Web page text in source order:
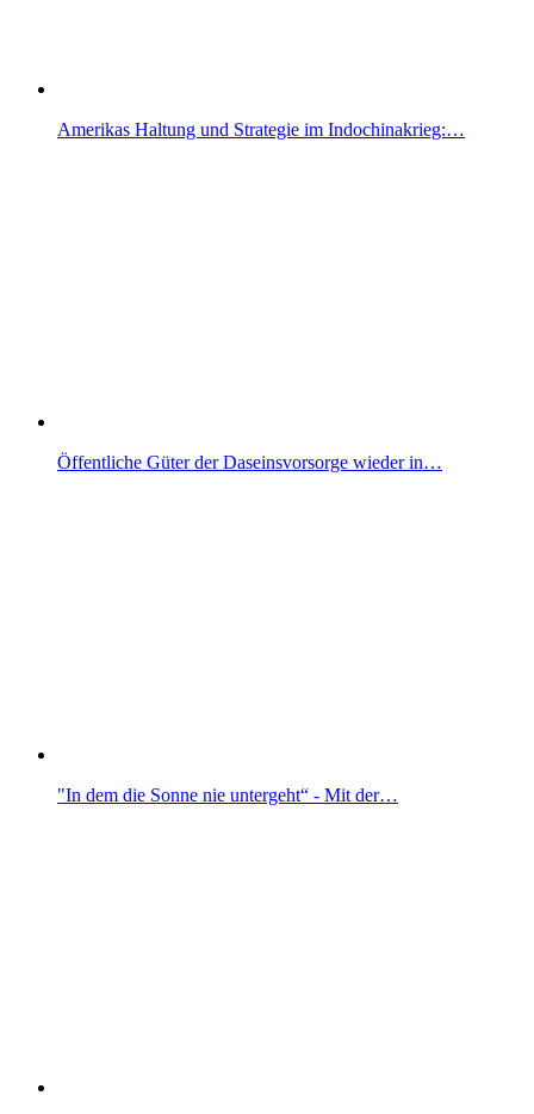
Amerikas Haltung und Strategie im Indochinakrieg:…
Öffentliche Güter der Daseinsvorsorge wieder in…
"In dem die Sonne nie untergeht“ - Mit der…